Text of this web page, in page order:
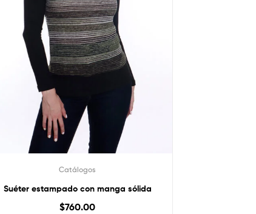
Catálogos
Suéter estampado con manga sólida
$760.00